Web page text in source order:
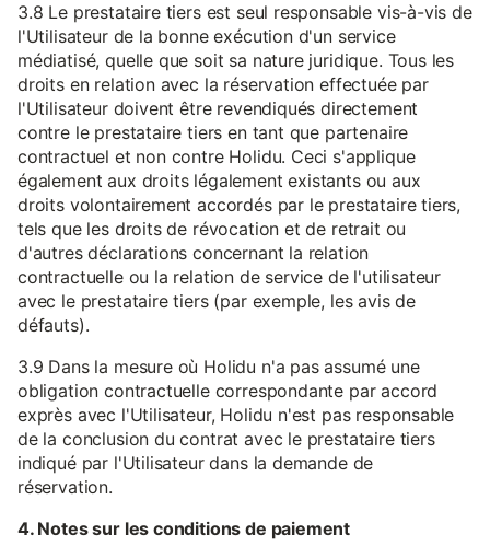
3.8 Le prestataire tiers est seul responsable vis-à-vis de
l'Utilisateur de la bonne exécution d'un service
médiatisé, quelle que soit sa nature juridique. Tous les
droits en relation avec la réservation effectuée par
l'Utilisateur doivent être revendiqués directement
contre le prestataire tiers en tant que partenaire
contractuel et non contre Holidu. Ceci s'applique
également aux droits légalement existants ou aux
droits volontairement accordés par le prestataire tiers,
tels que les droits de révocation et de retrait ou
d'autres déclarations concernant la relation
contractuelle ou la relation de service de l'utilisateur
avec le prestataire tiers (par exemple, les avis de
défauts).
3.9 Dans la mesure où Holidu n'a pas assumé une
obligation contractuelle correspondante par accord
exprès avec l'Utilisateur, Holidu n'est pas responsable
de la conclusion du contrat avec le prestataire tiers
indiqué par l'Utilisateur dans la demande de
réservation.
4. Notes sur les conditions de paiement